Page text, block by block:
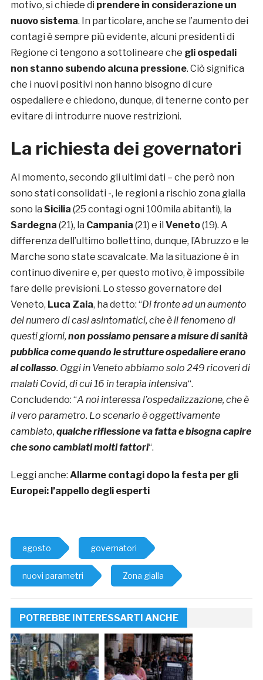
motivo, si chiede di prendere in considerazione un
nuovo sistema. In particolare, anche se l’aumento dei
contagi è sempre più evidente, alcuni presidenti di
Regione ci tengono a sottolineare che gli ospedali
non stanno subendo alcuna pressione. Ciò significa
che i nuovi positivi non hanno bisogno di cure
ospedaliere e chiedono, dunque, di tenerne conto per
evitare di introdurre nuove restrizioni.
La richiesta dei governatori
Al momento, secondo gli ultimi dati – che però non
sono stati consolidati -, le regioni a rischio zona gialla
sono la Sicilia (25 contagi ogni 100mila abitanti), la
Sardegna (21), la Campania (21) e il Veneto(19). A
differenza dell’ultimo bollettino, dunque, l’Abruzzo e le
Marche sono state scavalcate. Ma la situazione è in
continuo divenire e, per questo motivo, è impossibile
fare delle previsioni. Lo stesso governatore del
Veneto, Luca Zaia, ha detto: “Di fronte ad un aumento
del numero di casi asintomatici, che è il fenomeno di
questi giorni,non possiamo pensare a misure di sanità
pubblica come quando le strutture ospedaliere erano
al collasso. Oggi in Veneto abbiamo solo 249 ricoveri di
malati Covid, di cui 16 in terapia intensiva“.
Concludendo: “A noi interessa l’ospedalizzazione, che è
il vero parametro. Lo scenario è oggettivamente
cambiato,qualche riflessione va fatta e bisogna capire
che sono cambiati molti fattori“.
Leggi anche: Allarme contagi dopo la festa per gli
Europei: l’appello degli esperti
agosto governatori
nuovi parametri Zona gialla
POTREBBE INTERESSARTI ANCHE